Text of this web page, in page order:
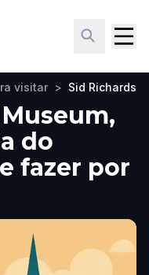
visitar > Sid
do
fazer por